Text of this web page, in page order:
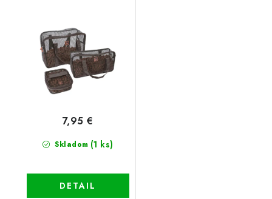
Skladom (1 ks)
7,95 €
DETAIL